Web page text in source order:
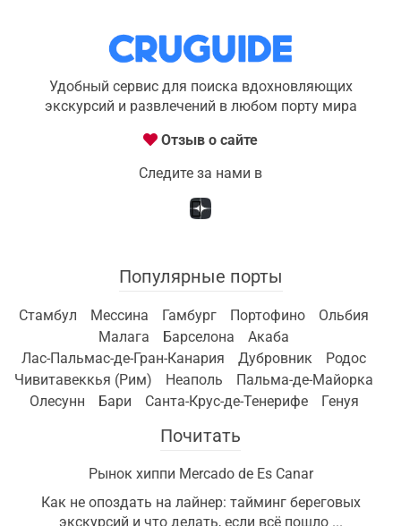
Удобный сервис для поиска вдохновляющих
экскурсий и развлечений в любом порту мира
Отзыв о сайте
Следите за нами в
Популярные порты
Стамбул Мессина Гамбург Портофино
Ольбия
Малага
Барселона
Акаба
Лас-Пальмас-де-Гран-Канария
Дубровник
Родос
Чивитавеккья (Рим)
Неаполь
Пальма-де-Майорка
Олесунн
Бари Санта-Крус-де-Тенерифе Генуя
Почитать
Рынок хиппи Mercado de Es Canar
Как не опоздать на лайнер: тайминг береговых
экскурсий и что делать, если всё пошло ...